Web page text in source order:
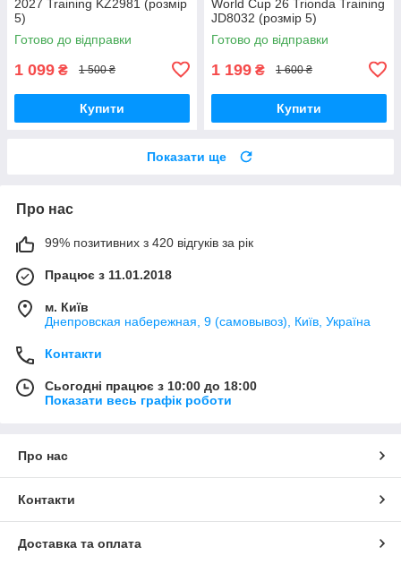
2027 Training KZ2981 (розмір
5)
Готово до відправки
1 099 ₴ 1 500 ₴
Купити
World Cup 26 Trionda Training
JD8032 (розмір 5)
Готово до відправки
1 199 ₴ 1 600 ₴
Купити
Показати ще
Про нас
99% позитивних з 420 відгуків за рік
Працює з 11.01.2018
м. Київ
Днепровская набережная, 9 (самовывоз), Київ, Україна
Контакти
Сьогодні працює з 10:00 до 18:00
Показати весь графік роботи
Про нас
Контакти
Доставка та оплата